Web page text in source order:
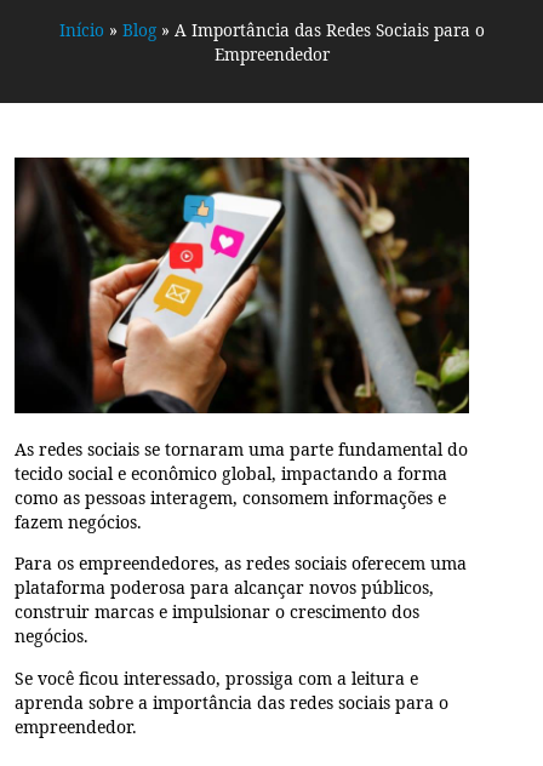
Início » Blog» A Importância das Redes Sociais para o
Empreendedor
As redes sociais se tornaram uma parte fundamental do
tecido social e econômico global, impactando a forma
como as pessoas interagem, consomem informações e
fazem negócios.
Para os empreendedores, as redes sociais oferecem uma
plataforma poderosa para alcançar novos públicos,
construir marcas e impulsionar o crescimento dos
negócios.
Se você ficou interessado, prossiga com a leitura e
aprenda sobre a importância das redes sociais para o
empreendedor.